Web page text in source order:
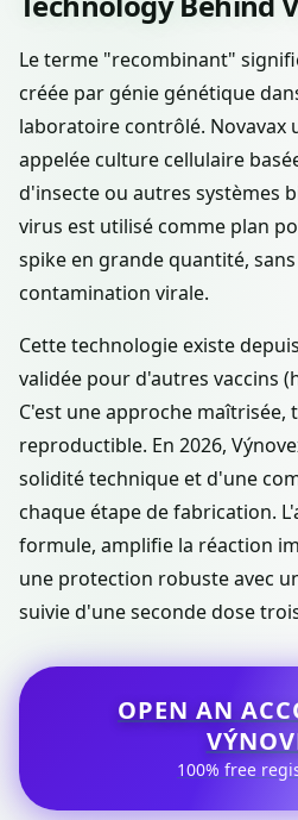
Le terme "recombinant"
créée par génie génétique
laboratoire contrôlé. Novavax
appelée culture cellulaire
d'insecte ou autres systèmes
virus est utilisé comme plan
spike en grande quantité,
contamination virale.
Cette technologie existe
validée pour d'autres vaccins
C'est une approche maîtrisée,
reproductible. En 2026,
solidité technique et d'une
chaque étape de fabrication.
formule, amplifie la réaction
une protection robuste avec
suivie d'une seconde dose
OPEN AN
100% free